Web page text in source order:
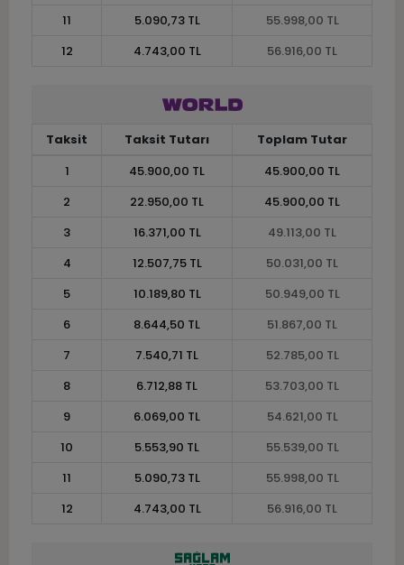
11
5.090,73 TL
55.998,00 TL
12
4.743,00 TL 56.916,00 TL
Taksit Taksit Tutarı
Toplam Tutar
1
45.900,00 TL
45.900,00 TL
2
22.950,00 TL
45.900,00 TL
3
16.371,00 TL
49.113,00 TL
4
12.507,75 TL
50.031,00 TL
5
10.189,80 TL
50.949,00 TL
6
8.644,50 TL
51.867,00 TL
7
7.540,71 TL
52.785,00 TL
8
6.712,88 TL
53.703,00 TL
9
6.069,00 TL
54.621,00 TL
10
5.553,90 TL
55.539,00 TL
11
5.090,73 TL
55.998,00 TL
12
4.743,00 TL 56.916,00 TL